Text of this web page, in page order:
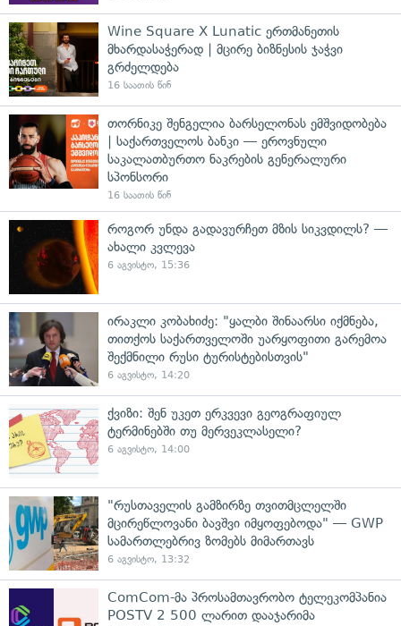
Wine Square X Lunatic ერთმანეთის
მხარდასაჭერად | მცირე ბიზნესის ჯაჭვი
გრძელდება
16 საათის წინ
თორნიკე შენგელია ბარსელონას ემშვიდობება
| საქართველოს ბანკი — ეროვნული
საკალათბურთო ნაკრების გენერალური
სპონსორი
16 საათის წინ
როგორ უნდა გადავურჩეთ მზის სიკვდილს? —
ახალი კვლევა
6 აგვისტო, 15:36
ირაკლი კობახიძე: "ყალბი შინაარსი იქმნება,
თითქოს საქართველოში უარყოფითი გარემოა
შექმნილი რუსი ტურისტებისთვის"
6 აგვისტო, 14:20
ქვიზი: შენ უკეთ ერკვევი გეოგრაფიულ
ტერმინებში თუ მერვეკლასელი?
6 აგვისტო, 14:00
"რუსთაველის გამზირზე თვითმცლელში
მცირეწლოვანი ბავშვი იმყოფებოდა" — GWP
სამართლებრივ ზომებს მიმართავს
6 აგვისტო, 13:32
ComCom-მა პროსამთავრობო ტელეკომპანია
POSTV 2 500 ლარით დააჯარიმა